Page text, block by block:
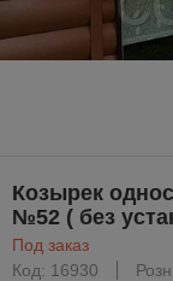
Козырек
№52 ( без
Под заказ
Код: 16930